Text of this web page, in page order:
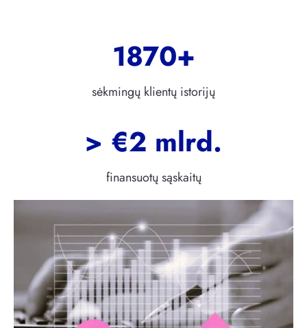
1870+
sėkmingų klientų istorijų
> €2 mlrd.
finansuotų sąskaitų